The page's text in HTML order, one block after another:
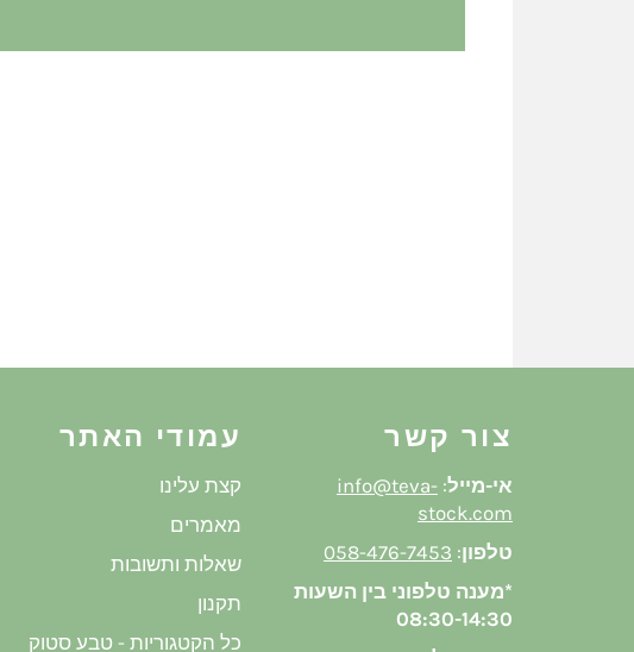
צור קשר
אי-מייל:
info@teva-
stock.com
טלפון:
058-476-7453
*מענה טלפוני בין השעות
08:30-14:30
עמודי האתר
קצת עלינו
מאמרים
שאלות ותשובות
תקנון
כל הקטגוריות - טבע סטוק